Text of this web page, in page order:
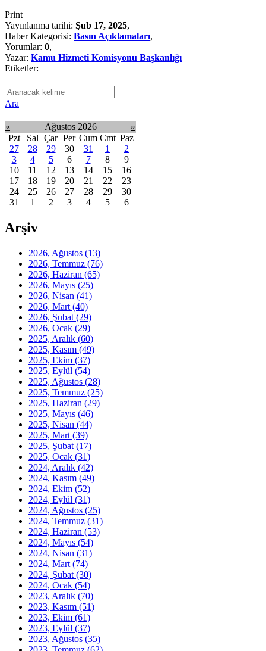
Print
Yayınlanma tarihi: Şub 17, 2025,
Haber Kategorisi: Basın Açıklamaları,
Yorumlar: 0,
Yazar: Kamu Hizmeti Komisyonu Başkanlığı
Etiketler:
Ara
« Ağustos 2026
»
Pzt
Sal Çar Per Cum Cmt Paz
27
28 29 30 31 1
2
3
4 5 6 7 8
9
10
11 12 13 14 15
16
17
18 19 20 21 22
23
24
25 26 27 28 29
30
31
1 2 3 4 5 6
Arşiv
2026, Ağustos (13)
2026, Temmuz (76)
2026, Haziran (65)
2026, Mayıs (25)
2026, Nisan (41)
2026, Mart (40)
2026, Şubat (29)
2026, Ocak (29)
2025, Aralık (60)
2025, Kasım (49)
2025, Ekim (37)
2025, Eylül (54)
2025, Ağustos (28)
2025, Temmuz (25)
2025, Haziran (29)
2025, Mayıs (46)
2025, Nisan (44)
2025, Mart (39)
2025, Şubat (17)
2025, Ocak (31)
2024, Aralık (42)
2024, Kasım (49)
2024, Ekim (52)
2024, Eylül (31)
2024, Ağustos (25)
2024, Temmuz (31)
2024, Haziran (53)
2024, Mayıs (54)
2024, Nisan (31)
2024, Mart (74)
2024, Şubat (30)
2024, Ocak (54)
2023, Aralık (70)
2023, Kasım (51)
2023, Ekim (61)
2023, Eylül (37)
2023, Ağustos (35)